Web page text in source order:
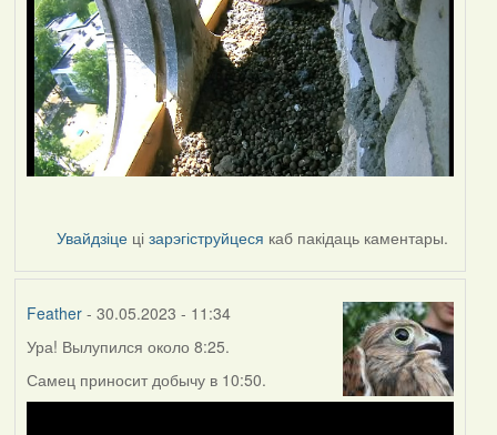
Увайдзіце цізарэгіструйцеся каб пакідаць каментары.
Feather- 30.05.2023 - 11:34
Ура! Вылупился около 8:25.
Самец приносит добычу в 10:50.